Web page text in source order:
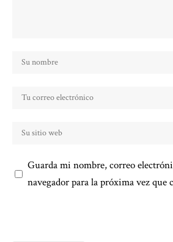
Guarda mi nombre, correo
navegador para la próxima vez que